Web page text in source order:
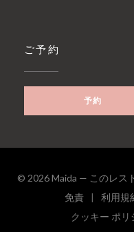
ご予約
予約
© 2026 Maida — このレス
免責
((新しいウ
利用規
クッキー ポリ
((